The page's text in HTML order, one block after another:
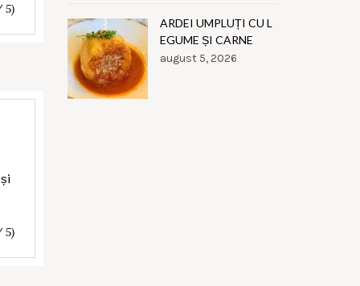
5)
5)
ARDEI UMPLUȚI CU L
EGUME ȘI CARNE
august 5, 2026